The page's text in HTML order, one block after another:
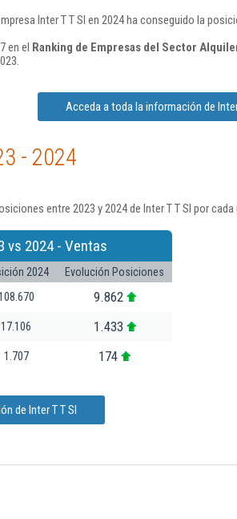
Inter T T Sl en 2024 ha conseguido la
en el Ranking de Empresas del Sector
Acceda a toda la información de
- 2024
entre 2023 y 2024 de Inter T T Sl por
vs 2024 - Ventas
2024
Evolución Posiciones
9.862
17.106 1.433
1.707 174
de Inter T T Sl